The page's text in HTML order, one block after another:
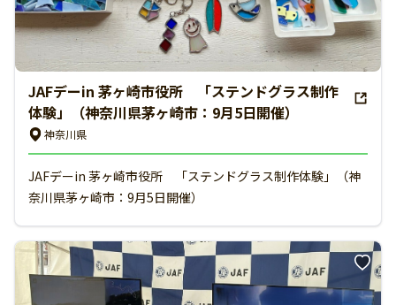
JAFデーin 茅ヶ崎市役所 「ステンドグラス制作
体験」（神奈川県茅ヶ崎市：9月5日開催）
神奈川県
JAFデーin 茅ヶ崎市役所 「ステンドグラス制作体験」（神
奈川県茅ヶ崎市：9月5日開催）